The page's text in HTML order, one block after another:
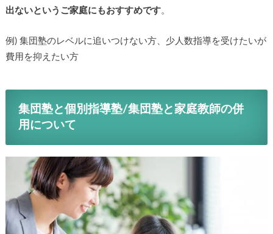
出ないというご家庭にもおすすめです。
例) 集団塾のレベルに追いつけない方、少人数指導を受けたいが
費用を抑えたい方
集団塾と個別指導塾/集団塾と家庭教師の併
用について